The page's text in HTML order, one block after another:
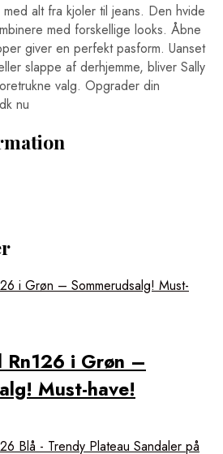
med alt fra kjoler til jeans. Den hvide
med forskellige looks. Åbne
giver en perfekt pasform. Uanset
slappe af derhjemme, bliver Sally
valg. Opgrader din
nu
Rn126 i Grøn –
Must-have!